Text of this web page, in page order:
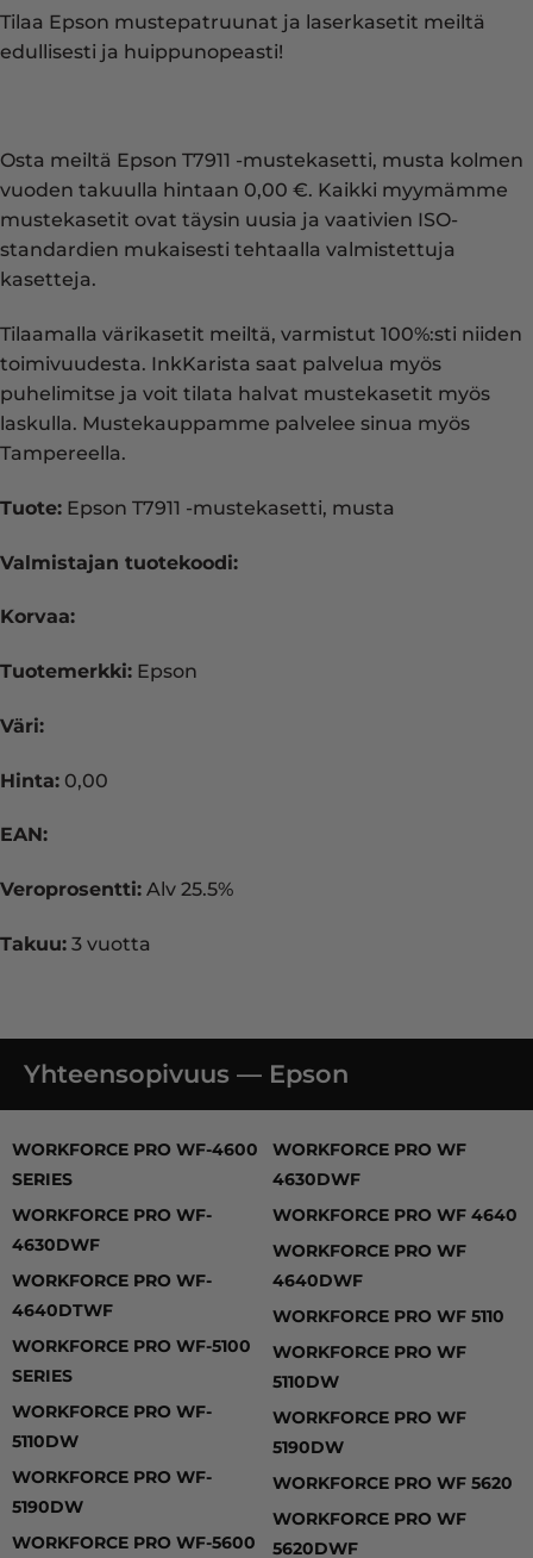
Tilaa Epson mustepatruunat ja laserkasetit meiltä
edullisesti ja huippunopeasti!
Osta meiltä Epson T7911 -mustekasetti, musta kolmen
vuoden takuulla hintaan 0,00 €. Kaikki myymämme
mustekasetit ovat täysin uusia ja vaativien ISO-
standardien mukaisesti tehtaalla valmistettuja
kasetteja.
Tilaamalla värikasetit meiltä, varmistut 100%:sti niiden
toimivuudesta. InkKarista saat palvelua myös
puhelimitse ja voit tilata halvat mustekasetit myös
laskulla. Mustekauppamme palvelee sinua myös
Tampereella.
Tuote: Epson T7911 -mustekasetti, musta
Valmistajan tuotekoodi:
Korvaa:
Tuotemerkki: Epson
Väri:
Hinta: 0,00
EAN:
Veroprosentti: Alv 25.5%
Takuu: 3 vuotta
Yhteensopivuus — Epson
WORKFORCE PRO WF-4600
SERIES
WORKFORCE PRO WF-
4630DWF
WORKFORCE PRO WF-
4640DTWF
WORKFORCE PRO WF-5100
SERIES
WORKFORCE PRO WF-
5110DW
WORKFORCE PRO WF-
5190DW
WORKFORCE PRO WF-5600
WORKFORCE PRO WF
4630DWF
WORKFORCE PRO WF 4640
WORKFORCE PRO WF
4640DWF
WORKFORCE PRO WF 5110
WORKFORCE PRO WF
5110DW
WORKFORCE PRO WF
5190DW
WORKFORCE PRO WF 5620
WORKFORCE PRO WF
5620DWF